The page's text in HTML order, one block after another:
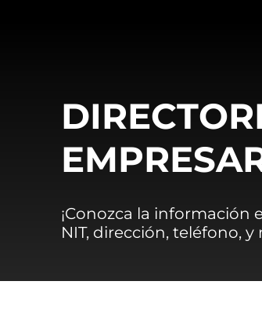
¡Conozca la información
NIT, dirección, teléfono,